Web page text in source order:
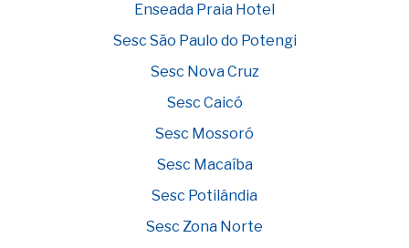
Enseada Praia Hotel
Sesc São Paulo do Potengi
Sesc Nova Cruz
Sesc Caicó
Sesc Mossoró
Sesc Macaíba
Sesc Potilândia
Sesc Zona Norte